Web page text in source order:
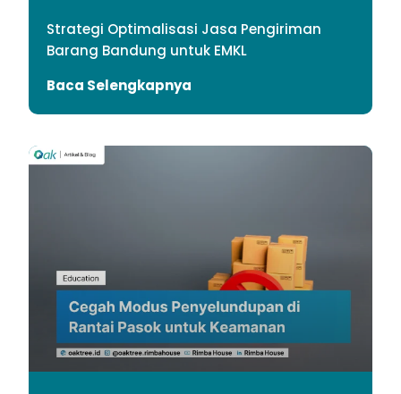
Strategi Optimalisasi Jasa Pengiriman
Barang Bandung untuk EMKL
Baca Selengkapnya